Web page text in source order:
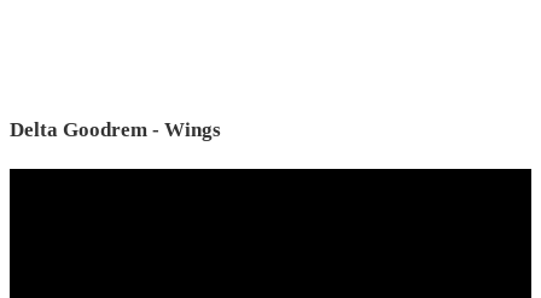
Delta Goodrem - Wings